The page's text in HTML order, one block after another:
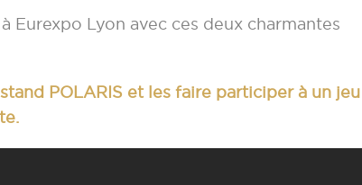
Lyon avec ces deux charmantes
POLARIS et les faire participer à un jeu